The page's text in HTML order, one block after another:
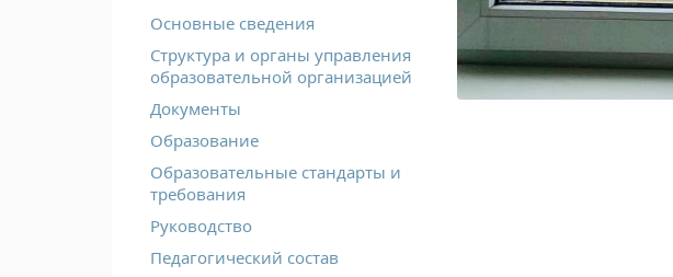
Основные сведения
Структура и органы управления
образовательной организацией
Документы
Образование
Образовательные стандарты и
требования
Руководство
Педагогический состав